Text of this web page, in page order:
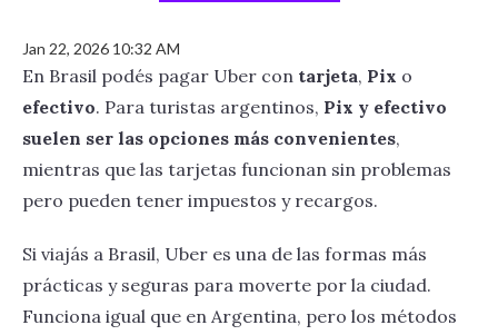
Jan 22, 2026 10:32 AM
En Brasil podés pagar Uber con tarjeta, Pix o
efectivo. Para turistas argentinos, Pix y efectivo
suelen ser las opciones más convenientes,
mientras que las tarjetas funcionan sin problemas
pero pueden tener impuestos y recargos.
Si viajás a Brasil, Uber es una de las formas más
prácticas y seguras para moverte por la ciudad.
Funciona igual que en Argentina, pero los métodos